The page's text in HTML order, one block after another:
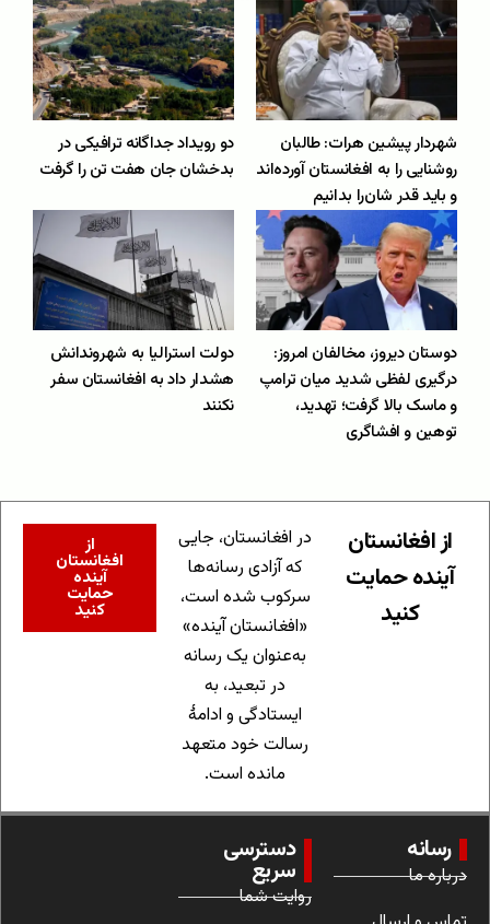
شهردار پیشین هرات: طالبان
روشنایی را به افغانستان آورده‌اند
و باید قدر شان‌را بدانیم
دو رویداد جداگانه ترافیکی در
بدخشان جان هفت تن را گرفت
دوستان دیروز، مخالفان امروز:
درگیری لفظی شدید میان ترامپ
و ماسک بالا گرفت؛ تهدید،
توهین و افشاگری
دولت استرالیا به شهروندانش
هشدار داد به افغانستان سفر
نکنند
از افغانستان
آینده حمایت
کنید
در افغانستان، جایی
که آزادی رسانه‌ها
سرکوب شده است،
«افغانستان آینده»
به‌عنوان یک رسانه
در تبعید، به
ایستادگی و ادامهٔ
رسالت خود متعهد
مانده است.
از
افغانستان
آینده
حمایت
کنید
رسانه
درباره ما
دسترسی
سریع
روایت شما